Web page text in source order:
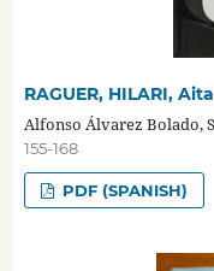
RAGUER, HILARI,
Alfonso Álvarez Bolado,
155-168
PDF (SPANISH)